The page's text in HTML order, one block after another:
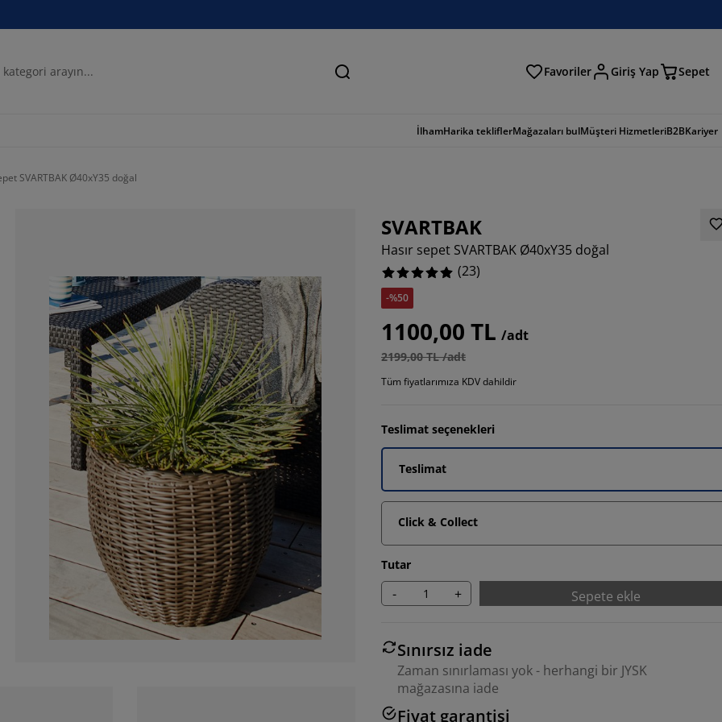
Ara Favoriler Giriş Yap Sepet
İlhamHarika tekliflerMağazaları bulMüşteri HizmetleriB2BKariyer
SVARTBAK Ø40xY35 doğal
SVARTBAK
Hasır sepet SVARTBAK Ø40xY35 doğal
(23)
-%50
1100,00 TL /adt
2199,00 TL /adt
Tüm fiyatlarımıza KDV dahildir
Teslimat seçenekleri
Teslimat
Click & Collect
Tutar
- + Sepete ekle
Sınırsız iade
Zaman sınırlaması yok - herhangi bir JYSK
mağazasına iade
Fiyat garantisi
100%